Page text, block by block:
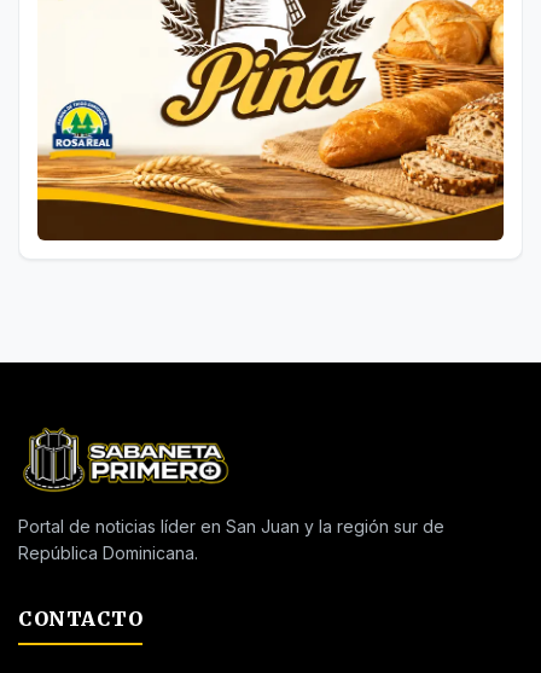
Portal de noticias líder en San Juan y la región sur de
República Dominicana.
CONTACTO